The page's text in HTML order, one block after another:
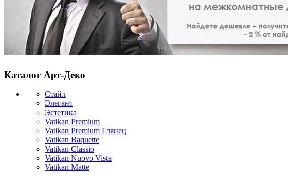
Каталог Арт-Деко
Стайл
Элегант
Эстетика
Vatikan Premium
Vatikan Premium Глянец
Vatikan Baquette
Vatikan Classio
Vatikan Nuovo Vista
Vatikan Matte